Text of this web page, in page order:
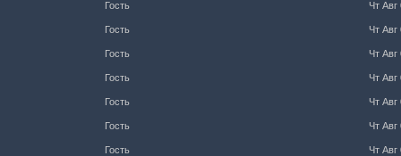
Гость Чт Авг
Гость Чт Авг
Гость Чт Авг
Гость Чт Авг
Гость Чт Авг
Гость Чт Авг
Гость Чт Авг